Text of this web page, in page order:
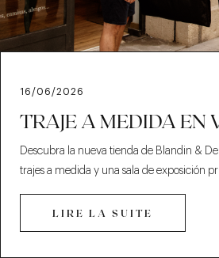
16/06/2026
TRAJE A MEDIDA EN
Descubra la nueva tienda de Blandin &
trajes a medida y una sala de exposición
LIRE LA SUITE
LIRE LA SUITE